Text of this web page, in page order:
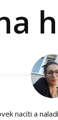
nacíti a